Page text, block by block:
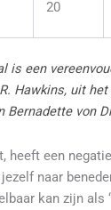
20
is een
Hawkins, uit het
Bernadette von
heeft een
naar
kan zijn als